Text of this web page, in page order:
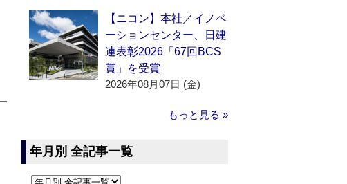
【ニコン】本社／イノベ
ーションセンター、日建
連表彰2026「67回BCS
賞」を受賞
2026年08月07日 (金)
もっと見る »
年月別 全記事一覧